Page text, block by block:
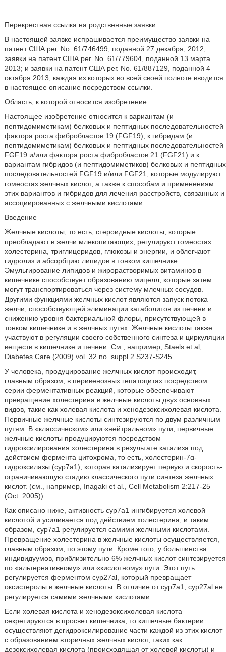
Перекрестная ссылка на родственные заявки
В настоящей заявке испрашивается преимущество заявки на
патент США рег. No. 61/746499, поданной 27 декабря, 2012;
заявки на патент США рег. No. 61/779604, поданной 13 марта
2013; и заявки на патент США рег. No. 61/887129, поданной 4
октября 2013, каждая из которых во всей своей полноте вводится
в настоящее описание посредством ссылки.
Область, к которой относится изобретение
Настоящее изобретение относится к вариантам (и
пептидомиметикам) белковых и пептидных последовательностей
фактора роста фибробластов 19 (FGF19), к гибридам (и
пептидомиметикам) белковых и пептидных последовательностей
FGF19 и/или фактора роста фибробластов 21 (FGF21) и к
вариантам гибридов (и пептидомиметиков) белковых и пептидных
последовательностей FGF19 и/или FGF21, которые модулируют
гомеостаз желчных кислот, а также к способам и применениям
этих вариантов и гибридов для лечения расстройств, связанных и
ассоциированных с желчными кислотами.
Введение
Желчные кислоты, то есть, стероидные кислоты, которые
преобладают в желчи млекопитающих, регулируют гомеостаз
холестерина, триглицеридов, глюкозы и энергии, и облегчают
гидролиз и абсорбцию липидов в тонком кишечнике.
Эмульгирование липидов и жирорастворимых витаминов в
кишечнике способствует образованию мицелл, которые затем
могут транспортироваться через систему млечных сосудов.
Другими функциями желчных кислот являются запуск потока
желчи, способствующей элиминации катаболитов из печени и
снижению уровня бактериальной флоры, присутствующей в
тонком кишечнике и в желчных путях. Желчные кислоты также
участвуют в регуляции своего собственного синтеза и циркуляции
веществ в кишечнике и печени. См., например, Staels et al,
Diabetes Care (2009) vol. 32 no. suppl 2 S237-S245.
У человека, продуцирование желчных кислот происходит,
главным образом, в перивенозных гепатоцитах посредством
серии ферментативных реакций, которые обеспечивают
превращение холестерина в желчные кислоты двух основных
видов, такие как холевая кислота и хенодезоксихолевая кислота.
Первичные желчные кислоты синтезируются по двум различным
путям. В «классическом» или «нейтральном» пути, первичные
желчные кислоты продуцируются посредством
гидроксилирования холестерина в результате катализа под
действием фермента цитохрома, то есть, холестерин-7α-
гидроксилазы (cyp7a1), которая катализирует первую и скорость-
ограничивающую стадию классического пути синтеза желчных
кислот. (см., например, Inagaki et al., Cell Metabolism 2:217-25
(Oct. 2005)).
Как описано ниже, активность cyp7a1 ингибируется холевой
кислотой и усиливается под действием холестерина, и таким
образом, cyp7a1 регулируется самими желчными кислотами.
Превращение холестерина в желчные кислоты осуществляется,
главным образом, по этому пути. Кроме того, у большинства
индивидуумов, приблизительно 6% желчных кислот синтезируется
по «альтернативному» или «кислотному» пути. Этот путь
регулируется ферментом cyp27al, который превращает
оксистеролы в желчные кислоты. В отличие от cyp7a1, cyp27al не
регулируется самими желчными кислотами.
Если холевая кислота и хенодезоксихолевая кислота
секретируются в просвет кишечника, то кишечные бактерии
осуществляют дегидроксилирование части каждой из этих кислот
с образованием вторичных желчных кислот, таких как
дезоксихолевая кислота (происходящая от холевой кислоты) и